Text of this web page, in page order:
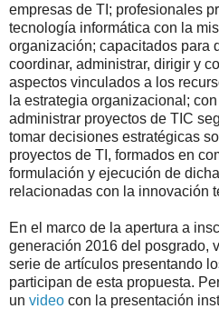
empresas de TI; profesionales
tecnología informática con la
organización; capacitados para
coordinar, administrar, dirigir y
aspectos vinculados a los
la estrategia organizacional;
administrar proyectos de TIC
tomar decisiones estratégicas
proyectos de TI, formados en
formulación y ejecución de
relacionadas con la innovación
En el marco de la apertura a
generación 2016 del posgrado,
serie de artículos presentando
participan de esta propuesta.
un video con la presentación